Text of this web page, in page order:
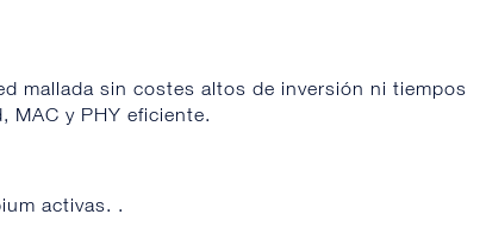
mallada sin costes altos de inversión ni tiempos
MAC y PHY eficiente.
activas. .